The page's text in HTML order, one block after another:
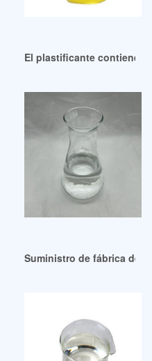
El plastificante contiene
Suministro de fábrica de